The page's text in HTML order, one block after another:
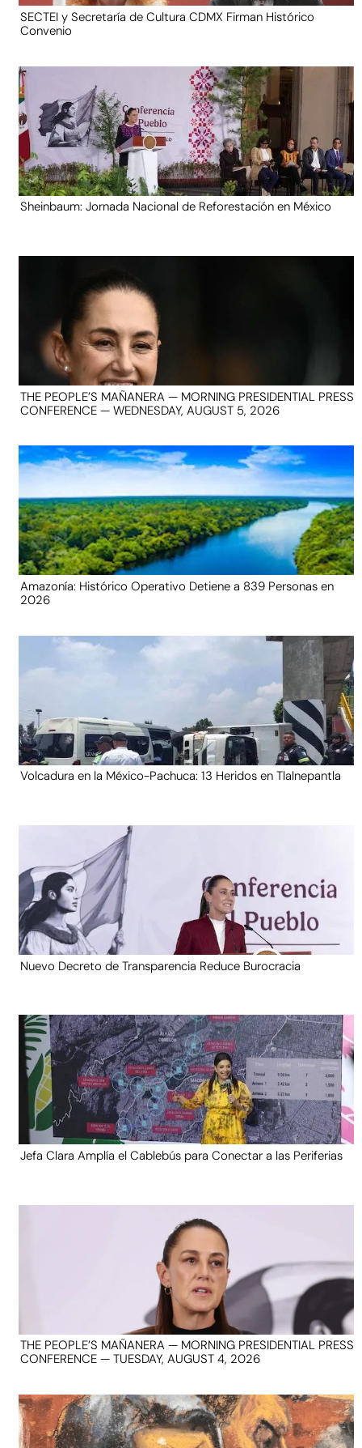
SECTEI y Secretaría de Cultura CDMX Firman Histórico
Convenio
Sheinbaum: Jornada Nacional de Reforestación en México
THE PEOPLE’S MAÑANERA — MORNING PRESIDENTIAL PRESS
CONFERENCE — WEDNESDAY, AUGUST 5, 2026
Amazonía: Histórico Operativo Detiene a 839 Personas en
2026
Volcadura en la México-Pachuca: 13 Heridos en Tlalnepantla
Nuevo Decreto de Transparencia Reduce Burocracia
Jefa Clara Amplía el Cablebús para Conectar a las Periferias
THE PEOPLE’S MAÑANERA — MORNING PRESIDENTIAL PRESS
CONFERENCE — TUESDAY, AUGUST 4, 2026